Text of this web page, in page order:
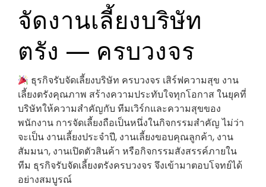
จัดงานเลี้ยงบริษัท
ตรัง — ครบวงจร
ธุรกิจรับจัดเลี้ยงบริษัท ครบวงจร เสิร์ฟความสุข งาน
เลี้ยงตรังคุณภาพ สร้างความประทับใจทุกโอกาส ในยุคที่
บริษัทให้ความสำคัญกับ ทีมเวิร์กและความสุขของ
พนักงาน การจัดเลี้ยงถือเป็นหนึ่งในกิจกรรมสำคัญ ไม่ว่า
จะเป็น งานเลี้ยงประจำปี, งานเลี้ยงขอบคุณลูกค้า, งาน
สัมมนา, งานเปิดตัวสินค้า หรือกิจกรรมสังสรรค์ภายใน
ทีม ธุรกิจรับจัดเลี้ยงตรังครบวงจร จึงเข้ามาตอบโจทย์ได้
อย่างสมบูรณ์